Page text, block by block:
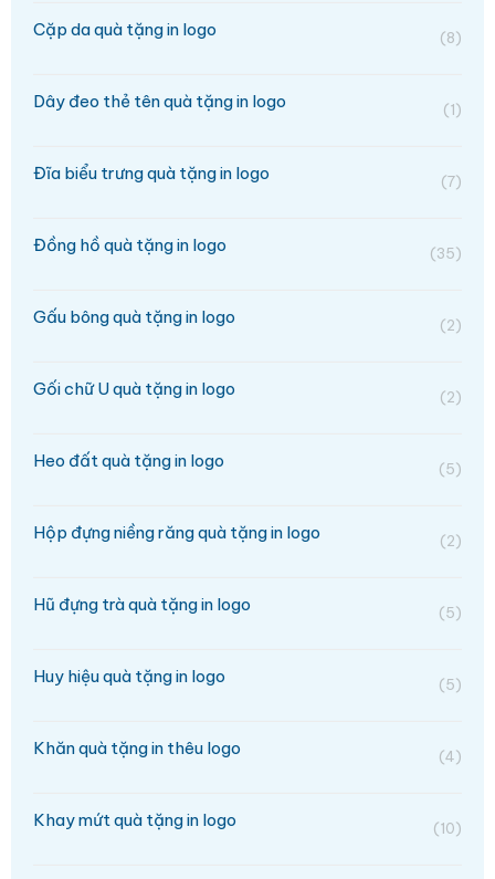
Cặp da quà tặng in logo (8)
Dây đeo thẻ tên quà tặng in logo (1)
Đĩa biểu trưng quà tặng in logo (7)
Đồng hồ quà tặng in logo (35)
Gấu bông quà tặng in logo (2)
Gối chữ U quà tặng in logo (2)
Heo đất quà tặng in logo (5)
Hộp đựng niềng răng quà tặng in logo (2)
Hũ đựng trà quà tặng in logo (5)
Huy hiệu quà tặng in logo (5)
Khăn quà tặng in thêu logo (4)
Khay mứt quà tặng in logo (10)